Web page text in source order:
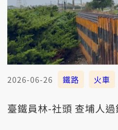
2026-06-26 鐵路 火車
臺鐵員林-社頭 查埔人